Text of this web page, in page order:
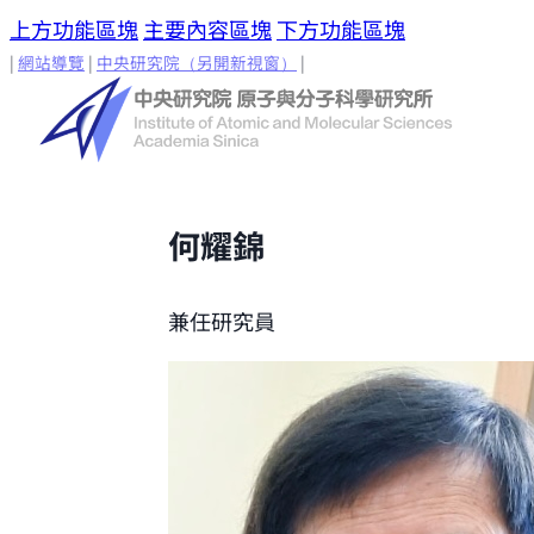
上方功能區塊 主要內容區塊 下方功能區塊
| 網站導覽 | 中央研究院 （另開新視窗） |
何耀錦
兼任研究員